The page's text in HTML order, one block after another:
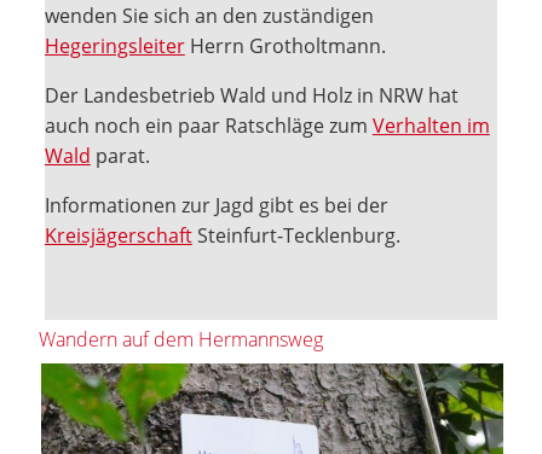
wenden Sie sich an den zuständigen
HegeringsleiterHerrn Grotholtmann.
Der Landesbetrieb Wald und Holz in NRW hat
auch noch ein paar Ratschläge zum Verhalten im
Wald parat.
Informationen zur Jagd gibt es bei der
KreisjägerschaftSteinfurt-Tecklenburg.
Wandern auf dem Hermannsweg